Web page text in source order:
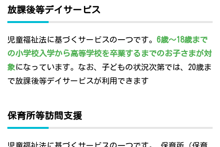
放課後等デイサービス
児童福祉法に基づくサービスの一つです。 6歳～18歳まで
の小学校入学から高等学校を卒業するまでのお子さまが対
象になっています。なお、子どもの状況次第では、20歳ま
で放課後等デイサービスが利用できます
保育所等訪問支援